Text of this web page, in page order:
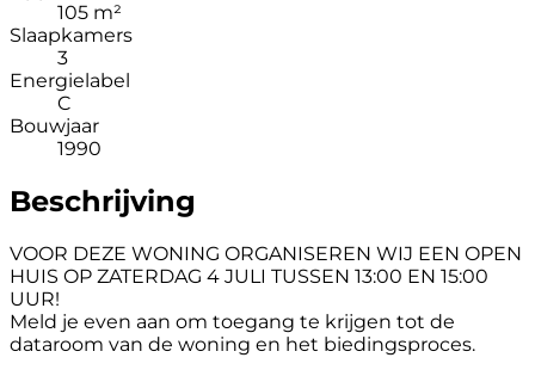
105 m²
Slaapkamers
3
Energielabel
C
Bouwjaar
1990
Beschrijving
VOOR DEZE WONING ORGANISEREN WIJ EEN OPEN
HUIS OP ZATERDAG 4 JULI TUSSEN 13:00 EN 15:00
UUR!
Meld je even aan om toegang te krijgen tot de
dataroom van de woning en het biedingsproces.